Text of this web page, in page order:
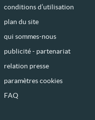
conditions d’utilisation
plan du site
qui sommes-nous
publicité - partenariat
relation presse
paramètres cookies
FAQ